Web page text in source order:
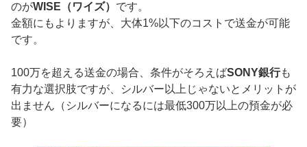
のがWISE（ワイズ） です。
金額にもよりますが、大体1%以下のコストで送金が可能
です。
100万を超える送金の場合、条件がそろえばSONY銀行も
有力な選択肢ですが、シルバー以上じゃないとメリットが
出ません（シルバーになるには最低300万以上の預金が必
要）